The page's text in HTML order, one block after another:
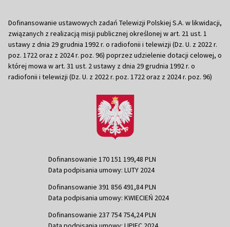
Dofinansowanie ustawowych zadań Telewizji Polskiej S.A. w likwidacji,
związanych z realizacją misji publicznej określonej w art. 21 ust. 1
ustawy z dnia 29 grudnia 1992 r. o radiofonii i telewizji (Dz. U. z 2022 r.
poz. 1722 oraz z 2024 r. poz. 96) poprzez udzielenie dotacji celowej, o
której mowa w art. 31 ust. 2 ustawy z dnia 29 grudnia 1992 r. o
radiofonii i telewizji (Dz. U. z 2022 r. poz. 1722 oraz z 2024 r. poz. 96)
Dofinansowanie 170 151 199,48 PLN
Data podpisania umowy: LUTY 2024
Dofinansowanie 391 856 491,84 PLN
Data podpisania umowy: KWIECIEŃ 2024
Dofinansowanie 237 754 754,24 PLN